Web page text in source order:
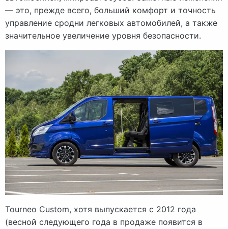
— это, прежде всего, больший комфорт и точность
управление сродни легковых автомобилей, а также
значительное увеличение уровня безопасности.
Tourneo Custom, хотя выпускается с 2012 года
(весной следующего года в продаже появится в